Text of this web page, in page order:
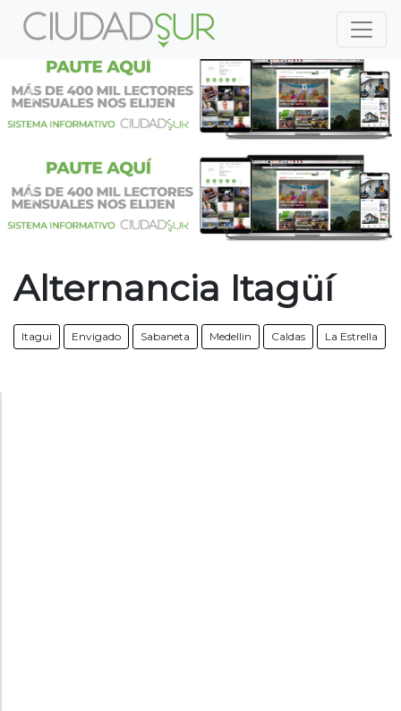
Previous
Previous
Alternancia Itagüí
Itagui Envigado Sabaneta Medellin Caldas La Estrella